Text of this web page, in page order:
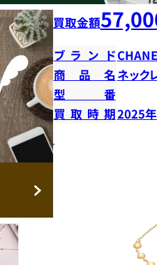
買取金額
ブランド
商品名 ネック
型番
買取時期2025